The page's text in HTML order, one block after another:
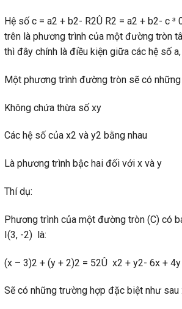
Hệ số c = a2 + b2- R2Û R2 = a2 + b2- c ³
trên là phương trình của một đường tròn
thì đây chính là điều kiện giữa các hệ số
Một phương trình đường tròn sẽ có
Không chứa thừa số xy
Các hệ số của x2 và y2 bằng nhau
Là phương trình bậc hai đối với x và y
Thí dụ:
Phương trình của một đường tròn (C) có
I(3, -2) là:
(x – 3)2 + (y + 2)2 = 52Û x2 + y2- 6x +
Sẽ có những trường hợp đặc biệt như sau :